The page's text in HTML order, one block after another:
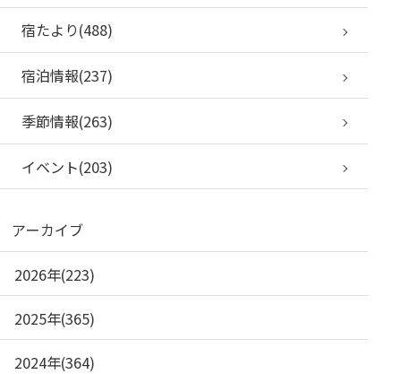
宿たより(488)
宿泊情報(237)
季節情報(263)
イベント(203)
アーカイブ
2026年(223)
2025年(365)
2024年(364)